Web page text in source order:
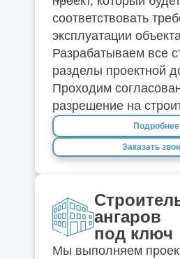
соответствовать
эксплуатации
Разрабатываем все
разделы проектной
Проходим
разрешение на
Подробнее
Заказать
ангаров
под ключ
Мы выполняем